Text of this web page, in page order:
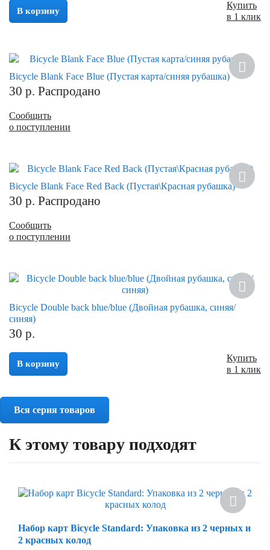
В корзину
Купить
в 1 клик
Bicycle Blank Face Blue (Пустая карта/синяя рубашка)
30 р. Распродано
Сообщить
о поступлении
Bicycle Blank Face Red Back (Пустая\Красная рубашка)
30 р. Распродано
Сообщить
о поступлении
Bicycle Double back blue/blue (Двойная рубашка, синяя/
синяя)
30 р.
В корзину
Купить
в 1 клик
Вся серия товаров
К этому товару подходят
Набор карт Bicycle Standard: Упаковка из 2 черных и
2 красных колод